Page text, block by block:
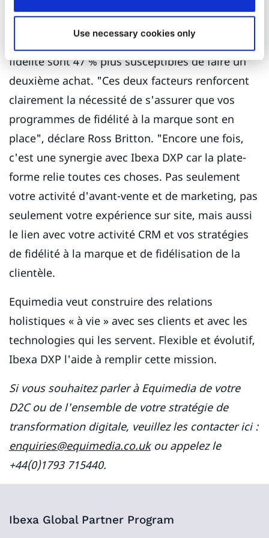
Use necessary cookies only
l'année 2021 ».
Les clients qui s'inscrivent à des programmes de
fidélité sont 47 % plus susceptibles de faire un
deuxième achat. "Ces deux facteurs renforcent
clairement la nécessité de s'assurer que vos
programmes de fidélité à la marque sont en
place", déclare Ross Britton. "Encore une fois,
c'est une synergie avec Ibexa DXP car la plate-
forme relie toutes ces choses. Pas seulement
votre activité d'avant-vente et de marketing, pas
seulement votre expérience sur site, mais aussi
le lien avec votre activité CRM et vos stratégies
de fidélité à la marque et de fidélisation de la
clientèle.
Equimedia veut construire des relations
holistiques « à vie » avec ses clients et avec les
technologies qui les servent. Flexible et évolutif,
Ibexa DXP l'aide à remplir cette mission.
Si vous souhaitez parler à Equimedia de votre
D2C ou de l'ensemble de votre stratégie de
transformation digitale, veuillez les contacter ici :
enquiries@equimedia.co.uk ou appelez le
+44(0)1793 715440.
Ibexa Global Partner Program